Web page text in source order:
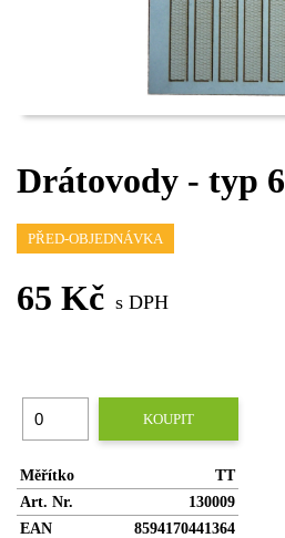
Drátovody - typ 6
PŘED-OBJEDNÁVKA
65 Kč s DPH
KOUPIT
Měřítko
TT
Art. Nr.
130009
EAN
8594170441364